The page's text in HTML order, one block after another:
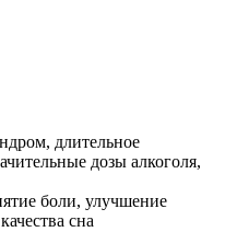
длительное
дозы алкоголя,
боли, улучшение
сна